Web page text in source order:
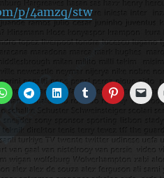
p/4amzq/stw